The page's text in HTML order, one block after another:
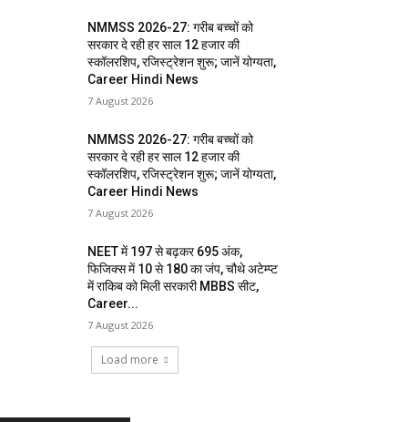
NMMSS 2026-27: गरीब बच्चों को
सरकार दे रही हर साल 12 हजार की
स्कॉलरशिप, रजिस्ट्रेशन शुरू; जानें योग्यता,
Career Hindi News
7 August 2026
NMMSS 2026-27: गरीब बच्चों को
सरकार दे रही हर साल 12 हजार की
स्कॉलरशिप, रजिस्ट्रेशन शुरू; जानें योग्यता,
Career Hindi News
7 August 2026
NEET में 197 से बढ़कर 695 अंक,
फिजिक्स में 10 से 180 का जंप, चौथे अटेम्प्ट
में राकिब को मिली सरकारी MBBS सीट,
Career...
7 August 2026
Load more